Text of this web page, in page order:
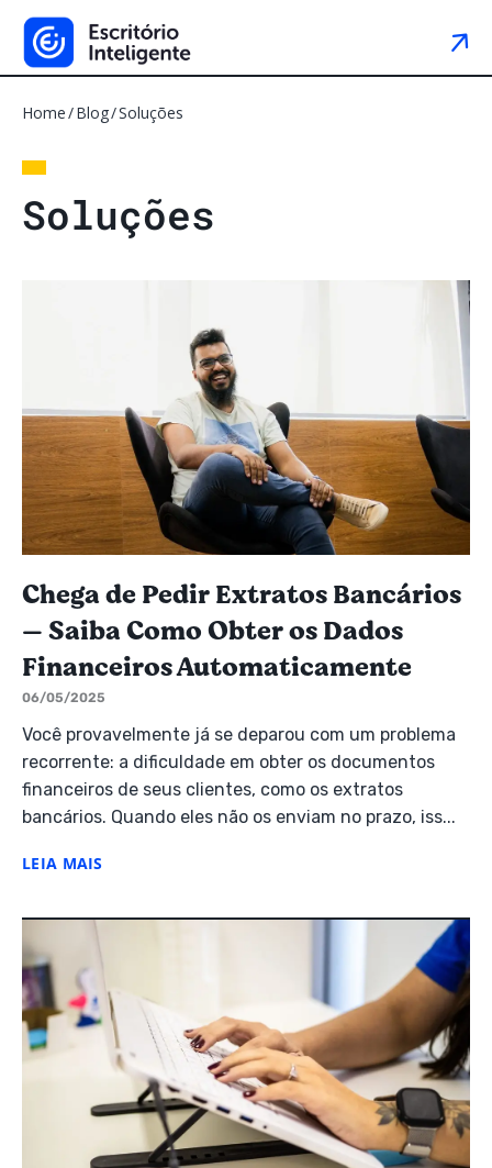
Home Blog Soluções
Soluções
Chega de Pedir Extratos Bancários
— Saiba Como Obter os Dados
Financeiros Automaticamente
06/05/2025
Você provavelmente já se deparou com um problema
recorrente: a dificuldade em obter os documentos
financeiros de seus clientes, como os extratos
bancários. Quando eles não os enviam no prazo, iss...
LEIA MAIS